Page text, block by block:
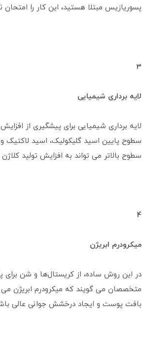
پسوریازیس مبتلا هستید، این کار را
3
لایه برداری شیمیایی
لایه برداری شیمیایی برای پیشگیری از
سطوح پایین اسید گلیکولیک، اسید
سطوح بالاتر می تواند به افزایش تولید
4
میکرودرم ابریژن
در این روش ساده، از کریستال‌ها و شن
متخصصان می گویند که میکرودرم ابریژن
بافت پوست و ایجاد درخشش جوانی عالی